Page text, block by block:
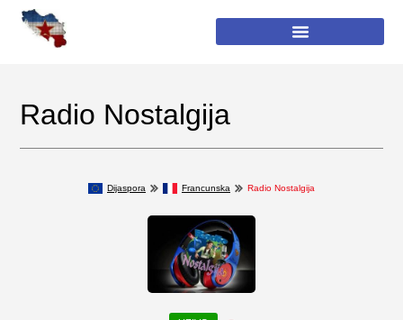
Radio Nostalgija
Dijaspora Francunska Radio Nostalgija